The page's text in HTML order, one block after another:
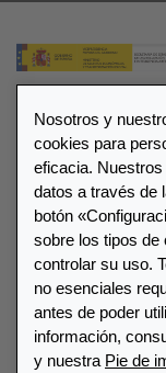
Nosotros y
cookies para
eficacia.
datos a través de
botón
sobre los tipos de
controlar su uso.
no esenciales
antes de poder
información,
y nuestra Pie de
© 2026
Términos y Condiciones